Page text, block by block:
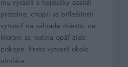
mu vyrástli a hojdačky zostali
prázdne, chopil sa príležitosti
vytvoriť na záhrade miesto, na
ktorom sa rodina opäť zíde
pokope. Preto vytvoril okolo
ohniska…